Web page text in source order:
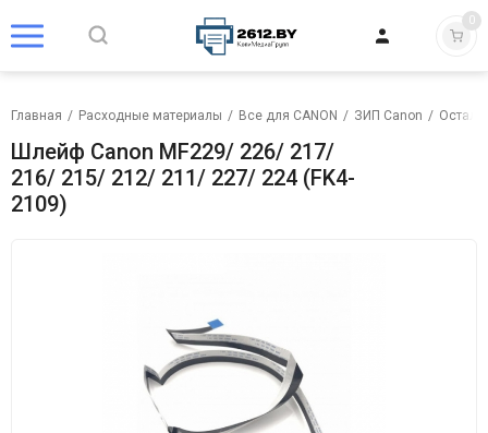
0
Главная / Расходные материалы / Все для CANON / ЗИП Canon /
Шлейф Canon MF229/ 226/ 217/
216/ 215/ 212/ 211/ 227/ 224 (FK4-
2109)